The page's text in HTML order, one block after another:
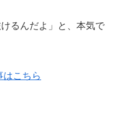
るんだよ」と、本気で
はこちら